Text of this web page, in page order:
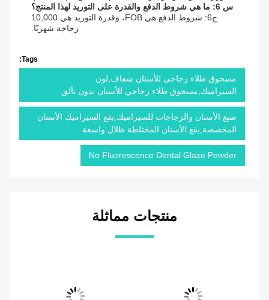
س 6: ما هي شروط الدفع والقدرة على التوريد لهذا المنتج؟
ج6: شروط الدفع هي FOB، وقدرة التوريد هي 10,000
زجاجة شهريًا.
Tags:
مسحوق طلاء زجاجي للأسنان شفاف,لون
السيراميك,مسحوق طلاء زجاجي للأسنان بدون تألق
صبغ الأسنان والزجاجات للسيراميك,بقع السيراميك الأسنان
المخصصة,بقع الأسنان المختلطة ظلال واسعة
No Fluorescence Dental Glaze Powder
منتجات مماثلة